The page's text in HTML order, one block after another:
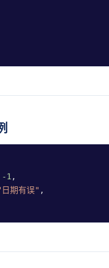
-1 ,
期有误" ,